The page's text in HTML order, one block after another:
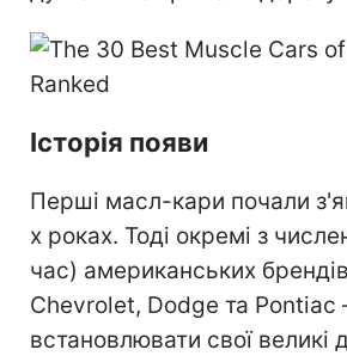
Історія появи
Перші масл-кари почали
х роках. Тоді окремі з
час) американських
Chevrolet, Dodge та Pontiac
встановлювати свої великі